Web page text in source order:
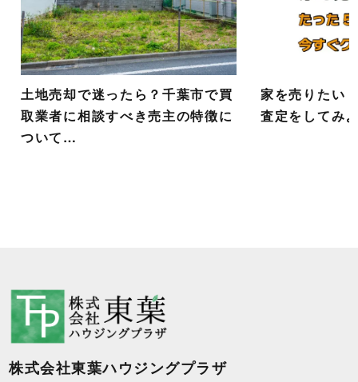
土地売却で迷ったら？千葉市で買
取業者に相談すべき売主の特徴に
ついて…
家を売りたい
査定をしてみ
株式会社東葉ハウジングプラザ